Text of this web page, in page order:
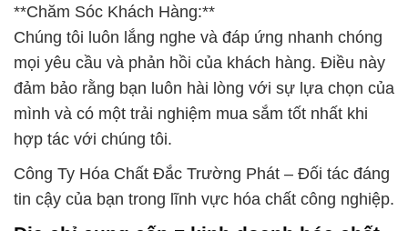
**Chăm Sóc Khách Hàng:**
Chúng tôi luôn lắng nghe và đáp ứng nhanh chóng
mọi yêu cầu và phản hồi của khách hàng. Điều này
đảm bảo rằng bạn luôn hài lòng với sự lựa chọn của
mình và có một trải nghiệm mua sắm tốt nhất khi
hợp tác với chúng tôi.
Công Ty Hóa Chất Đắc Trường Phát – Đối tác đáng
tin cậy của bạn trong lĩnh vực hóa chất công nghiệp.